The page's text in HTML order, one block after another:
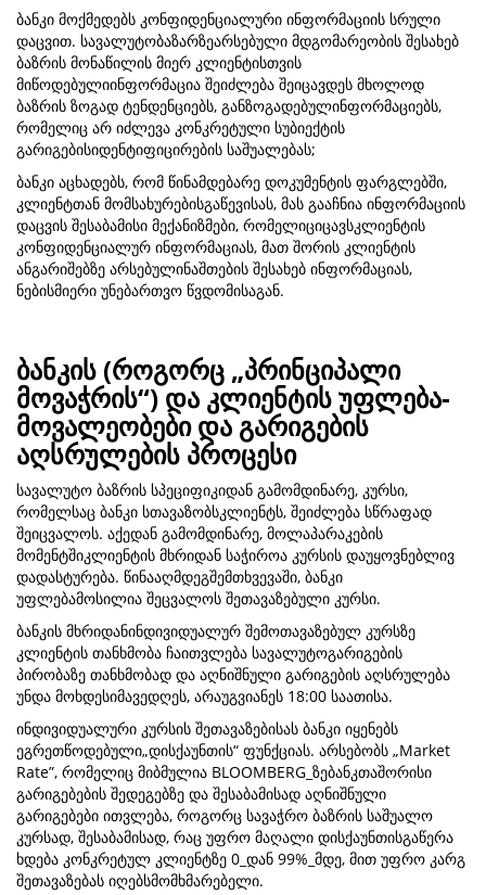
ბანკი მოქმედებს კონფიდენციალური ინფორმაციის სრული
დაცვით. სავალუტობაზარზეარსებული მდგომარეობის შესახებ
ბაზრის მონაწილის მიერ კლიენტისთვის
მიწოდებულიინფორმაცია შეიძლება შეიცავდეს მხოლოდ
ბაზრის ზოგად ტენდენციებს, განზოგადებულინფორმაციებს,
რომელიც არ იძლევა კონკრეტული სუბიექტის
გარიგებისიდენტიფიცირების საშუალებას;
ბანკი აცხადებს, რომ წინამდებარე დოკუმენტის ფარგლებში,
კლიენტთან მომსახურებისგაწევისას, მას გააჩნია ინფორმაციის
დაცვის შესაბამისი მექანიზმები, რომელიციცავსკლიენტის
კონფიდენციალურ ინფორმაციას, მათ შორის კლიენტის
ანგარიშებზე არსებულინაშთების შესახებ ინფორმაციას,
ნებისმიერი უნებართვო წვდომისაგან.
ბანკის (როგორც „პრინციპალი
მოვაჭრის“) და კლიენტის უფლება-
მოვალეობები და გარიგების
აღსრულების პროცესი
სავალუტო ბაზრის სპეციფიკიდან გამომდინარე, კურსი,
რომელსაც ბანკი სთავაზობსკლიენტს, შეიძლება სწრაფად
შეიცვალოს. აქედან გამომდინარე, მოლაპარაკების
მომენტშიკლიენტის მხრიდან საჭიროა კურსის დაუყოვნებლივ
დადასტურება. წინააღმდეგშემთხვევაში, ბანკი
უფლებამოსილია შეცვალოს შეთავაზებული კურსი.
ბანკის მხრიდანინდივიდუალურ შემოთავაზებულ კურსზე
კლიენტის თანხმობა ჩაითვლება სავალუტოგარიგების
პირობაზე თანხმობად და აღნიშნული გარიგების აღსრულება
უნდა მოხდესიმავედღეს, არაუგვიანეს 18:00 საათისა.
ინდივიდუალური კურსის შეთავაზებისას ბანკი იყენებს
ეგრეთწოდებული„დისქაუნთის“ ფუნქციას. არსებობს „Market
Rate”, რომელიც მიბმულია BLOOMBERG_ზებანკთაშორისი
გარიგებების შედეგებზე და შესაბამისად აღნიშნული
გარიგებები ითვლება, როგორც სავაჭრო ბაზრის საშუალო
კურსად, შესაბამისად, რაც უფრო მაღალი დისქაუნთისგაწერა
ხდება კონკრეტულ კლიენტზე 0_დან 99%_მდე, მით უფრო კარგ
შეთავაზებას იღებსმომხმარებელი.